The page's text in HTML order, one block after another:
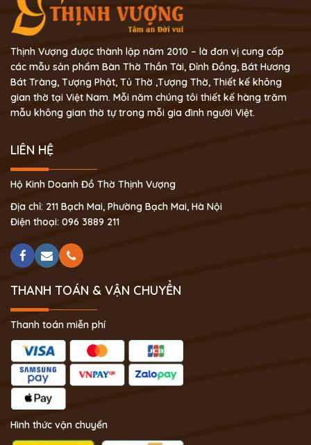
Thịnh Vượng được thành lập năm 2010 – là đơn vị cung cấp
các mẫu sản phẩm Bàn Thờ Thần Tài, Đỉnh Đồng, Bát Hương
Bát Tràng, Tượng Phật, Tủ Thờ ,Tượng Thờ, Thiết kế không
gian thờ tại Việt Nam. Mỗi năm chúng tôi thiết kế hàng trăm
mẫu không gian thờ tự trong mỗi gia đình người Việt.
LIÊN HỆ
Hộ Kinh Doanh Đồ Thờ Thịnh Vượng
Địa chỉ: 211 Bạch Mai, Phường Bạch Mai, Hà Nội
Điện thoại: 096 3889 211
THANH TOÁN & VẬN CHUYỂN
Thanh toán miễn phí
Hình thức vận chuyển